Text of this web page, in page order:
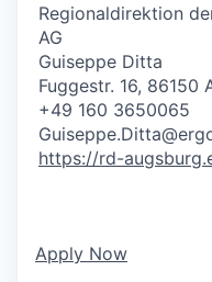
Regionaldirektion
AG
Guiseppe Ditta
Fuggestr. 16, 86150
+49 160 3650065
https://rd-
Apply Now